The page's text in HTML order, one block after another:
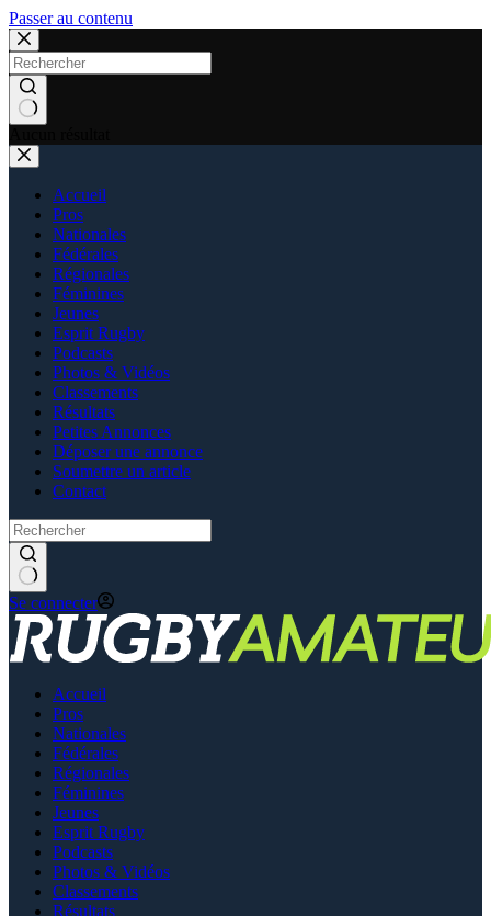
Passer au contenu
Accueil
Pros
Nationales
Fédérales
Régionales
Féminines
Jeunes
Esprit Rugby
Podcasts
Photos & Vidéos
Classements
Résultats
Petites Annonces
Déposer une annonce
Soumettre un article
Contact
Se connecter
Accueil
Pros
Nationales
Fédérales
Régionales
Féminines
Jeunes
Esprit Rugby
Podcasts
Photos & Vidéos
Classements
Résultats